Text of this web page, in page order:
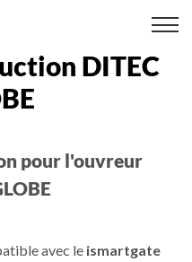
DITEC
pour l'ouvreur
avec le ismartgate